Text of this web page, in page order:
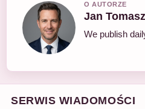
O AUTORZE
Jan
We publish
SERWIS WIADOMOŚCI